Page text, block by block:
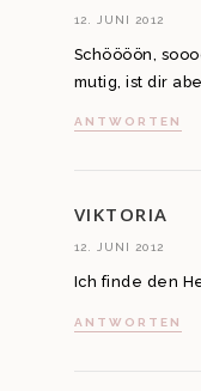
12. JUNI 2012
Schöööön,
mutig, ist dir
ANTWORTEN
VIKTORIA
12. JUNI 2012
Ich finde den
ANTWORTEN